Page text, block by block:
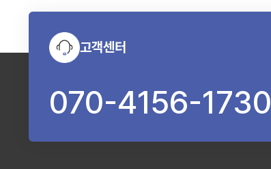
고객센터
070-4156-1730